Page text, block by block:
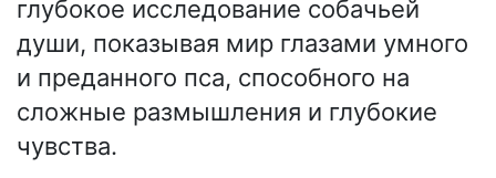
глубокое исследование собачьей
души, показывая мир глазами умного
и преданного пса, способного на
сложные размышления и глубокие
чувства.